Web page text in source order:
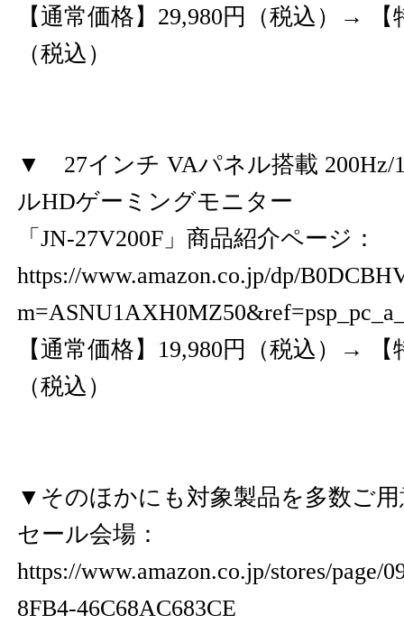
【通常価格】29,980円（税込）→ 【
（税込）
▼ 27インチ VAパネル搭載 200Hz/
ルHDゲーミングモニター
「JN-27V200F」商品紹介ページ：
https://www.amazon.co.jp/dp/
【通常価格】19,980円（税込）→ 【
（税込）
▼そのほかにも対象製品を多数ご
セール会場：
https://www.amazon.co.jp/stores/page/
8FB4-46C68AC683CE